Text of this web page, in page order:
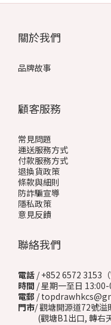
關於我們
品牌故事
顧客服務
常見問題
運送服務方式
付款服務方式
退換貨政策
條款與細則
防詐騙宣導
隱私政策
意見反饋
聯絡我們
電話 / +852 6572 3153
時間 / 星期一至日
電郵 /
門市/ 觀塘開源道72號溢
(觀塘B1出口, 轉右